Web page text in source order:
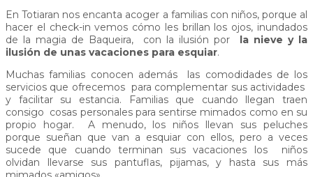
En Totiaran nos encanta acoger a familias con niños, porque al
hacer el check-in vemos cómo les brillan los ojos, inundados
de la magia de Baqueira, con la ilusión por
la nieve y la
ilusión de unas vacaciones para esquiar.
Muchas familias conocen además las comodidades de los
servicios que ofrecemos para complementar sus actividades
y facilitar su estancia. Familias que cuando llegan traen
consigo cosas personales para sentirse mimados como en su
propio hogar. A menudo, los niños llevan sus peluches
porque sueñan que van a esquiar con ellos, pero a veces
sucede que cuando terminan sus vacaciones los niños
olvidan llevarse sus pantuflas, pijamas, y hasta sus más